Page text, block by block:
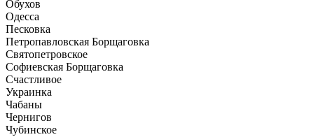
Обухов
Одесса
Песковка
Петропавловская Борщаговка
Святопетровское
Софиевская Борщаговка
Счастливое
Украинка
Чабаны
Чернигов
Чубинское